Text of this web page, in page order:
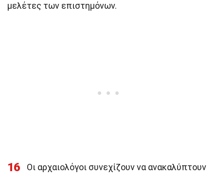
μελέτες των επιστημόνων.
16
Οι αρχαιολόγοι συνεχίζουν να ανακαλύπτουν